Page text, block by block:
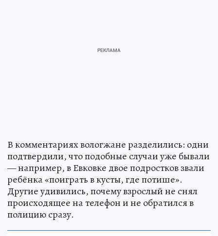
В комментариях вологжане разделились: одни
подтвердили, что подобные случаи уже бывали
— например, в Евковке двое подростков звали
ребёнка «поиграть в кусты, где потише».
Другие удивились, почему взрослый не снял
происходящее на телефон и не обратился в
полицию сразу.